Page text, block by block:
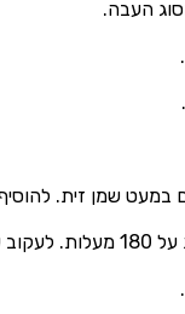
העבה.
במעט שמן זית.